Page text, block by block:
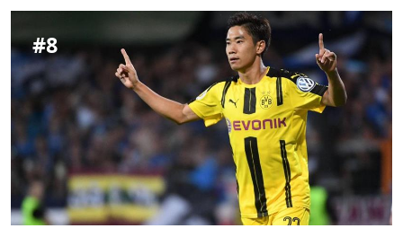
#8